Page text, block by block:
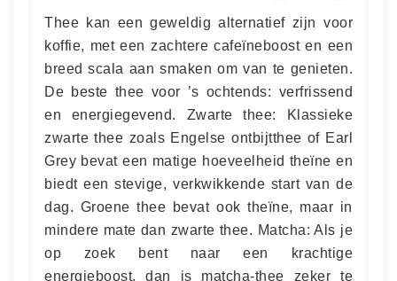
Thee kan een geweldig alternatief zijn voor
koffie, met een zachtere cafeïneboost en een
breed scala aan smaken om van te genieten.
De beste thee voor ’s ochtends: verfrissend
en energiegevend. Zwarte thee: Klassieke
zwarte thee zoals Engelse ontbijtthee of Earl
Grey bevat een matige hoeveelheid theïne en
biedt een stevige, verkwikkende start van de
dag. Groene thee bevat ook theïne, maar in
mindere mate dan zwarte thee. Matcha: Als je
op zoek bent naar een krachtige
energieboost, dan is matcha-thee zeker te